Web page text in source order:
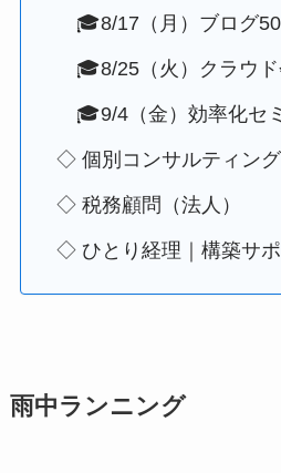
🎓8/17（月）ブログ
🎓8/25（火）クラウド
🎓9/4（金）効率化セ
◇ 個別コンサルティング
◇ 税務顧問（法人）
◇ ひとり経理｜構築サポ
雨中ランニング